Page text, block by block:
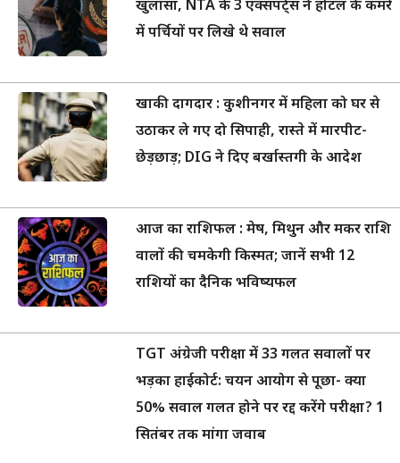
खुलासा, NTA के 3 एक्सपर्ट्स ने होटल के कमरे
में पर्चियों पर लिखे थे सवाल
खाकी दागदार : कुशीनगर में महिला को घर से
उठाकर ले गए दो सिपाही, रास्ते में मारपीट-
छेड़छाड़; DIG ने दिए बर्खास्तगी के आदेश
आज का राशिफल : मेष, मिथुन और मकर राशि
वालों की चमकेगी किस्मत; जानें सभी 12
राशियों का दैनिक भविष्यफल
TGT अंग्रेजी परीक्षा में 33 गलत सवालों पर
भड़का हाईकोर्ट: चयन आयोग से पूछा- क्या
50% सवाल गलत होने पर रद्द करेंगे परीक्षा? 1
सितंबर तक मांगा जवाब